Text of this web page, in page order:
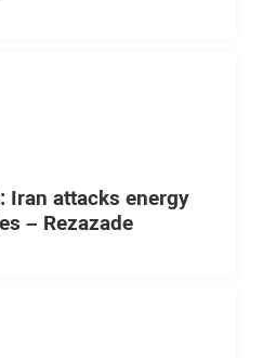
Iran attacks energy
– Rezazade